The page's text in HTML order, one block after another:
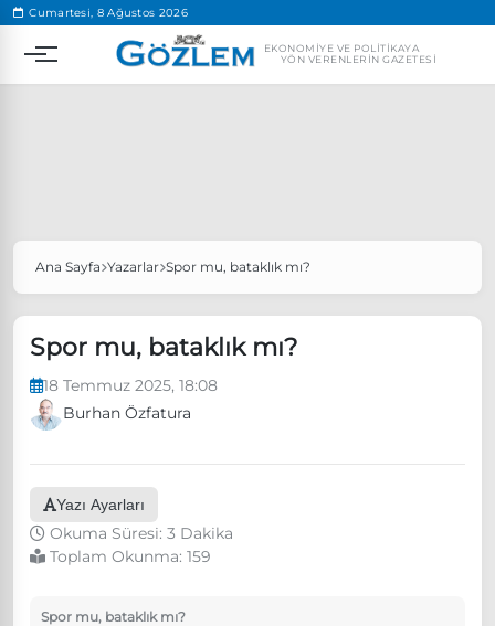
Cumartesi, 8 Ağustos 2026
EKONOMIYE VE POLITIKAYA
YÖN VERENLERIN GAZETESI
Popüler Aramalar
Özgür Özel, Ekrem İmamoğlu’nu ziyaret edecek
Ünlü çift bir etkinliğe daha katılmama kararı aldı
Ana Sayfa Yazarlar Spor mu, bataklık mı?
Spor mu, bataklık mı?
18 Temmuz 2025, 18:08
Burhan Özfatura
Yazı Ayarları
Okuma Süresi: 3 Dakika
Toplam Okunma: 159
Spor mu, bataklık mı?